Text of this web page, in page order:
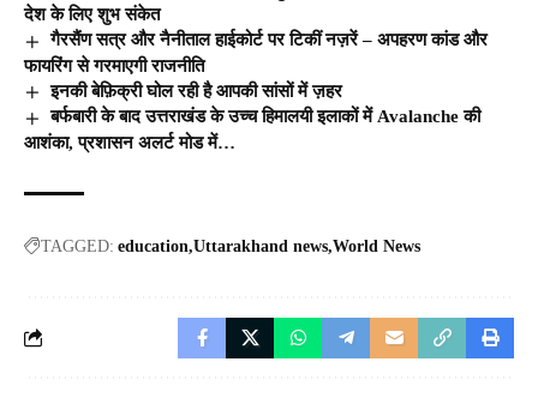
देश के लिए शुभ संकेत
गैरसैंण सत्र और नैनीताल हाईकोर्ट पर टिकीं नज़रें – अपहरण कांड और
फायरिंग से गरमाएगी राजनीति
इनकी बेफ़िक्री घोल रही है आपकी सांसों में ज़हर
बर्फबारी के बाद उत्तराखंड के उच्च हिमालयी इलाकों में Avalanche की
आशंका, प्रशासन अलर्ट मोड में…
TAGGED: education Uttarakhand news World News